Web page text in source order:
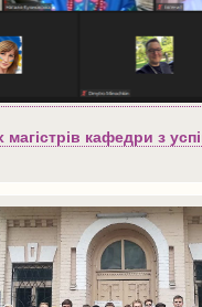
магістрів кафедри з